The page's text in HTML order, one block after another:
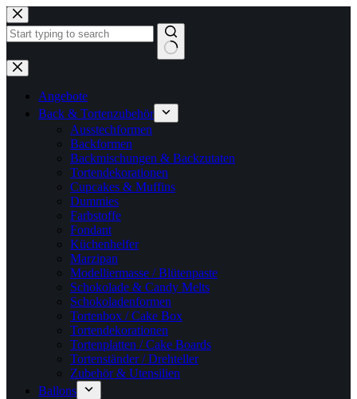
Zum
Inhalt
springen
Keine
Ergebnisse
Angebote
Back & Tortenzubehör
Ausstechformen
Backformen
Backmischungen & Backzutaten
Tortendekorationen
Cupcakes & Muffins
Dummies
Farbstoffe
Fondant
Küchenhelfer
Marzipan
Modelliermasse / Blütenpaste
Schokolade & Candy Melts
Schokoladenformen
Tortenbox / Cake Box
Tortendekorationen
Tortenplatten / Cake Boards
Tortenständer / Drehteller
Zubehör & Utensilien
Ballons